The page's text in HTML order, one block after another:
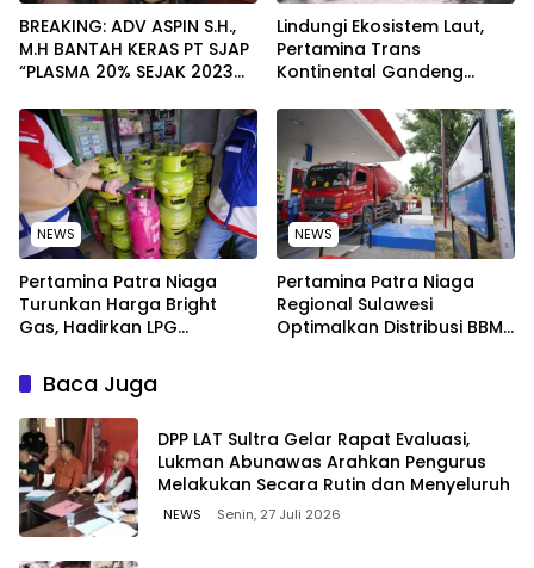
BREAKING: ADV ASPIN S.H.,
M.H BANTAH KERAS PT SJAP
“PLASMA 20% SEJAK 2023
WARGA WAWOONE!
Lindungi Ekosistem Laut,
Pertamina Trans
Kontinental Gandeng
Kebersihan Pantai di
Bitung, Sulawesi
NEWS
Pertamina Patra Niaga
Turunkan Harga Bright
Gas, Hadirkan LPG
Lebih Kompetitif
NEWS
Pertamina Patra Niaga
Regional Sulawesi
Optimalkan Distribusi BBM
Baca Juga
‎DPP LAT Sultra Gelar Rapat Evaluasi,
Lukman Abunawas Arahkan Pengurus
Melakukan Secara Rutin dan Menyeluruh
NEWS Senin, 27 Juli 2026